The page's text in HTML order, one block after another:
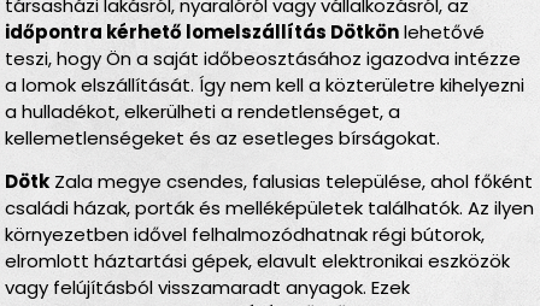
társasházi lakásról, nyaralóról vagy vállalkozásról, az
időpontra kérhető lomelszállítás Dötkönlehetővé
teszi, hogy Ön a saját időbeosztásához igazodva intézze
a lomok elszállítását. Így nem kell a közterületre kihelyezni
a hulladékot, elkerülheti a rendetlenséget, a
kellemetlenségeket és az esetleges bírságokat.
DötkZala megye csendes, falusias települése, ahol főként
családi házak, porták és melléképületek találhatók. Az ilyen
környezetben idővel felhalmozódhatnak régi bútorok,
elromlott háztartási gépek, elavult elektronikai eszközök
vagy felújításból visszamaradt anyagok. Ezek